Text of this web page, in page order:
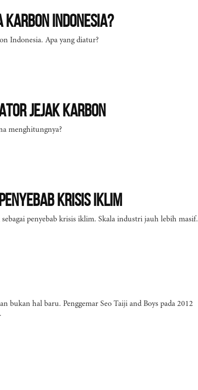
Indonesia?
Indonesia. Apa yang diatur?
Jejak Karbon
menghitungnya?
Krisis Iklim
penyebab krisis iklim. Skala industri jauh lebih masif.
bukan hal baru. Penggemar Seo Taiji and Boys pada 2012